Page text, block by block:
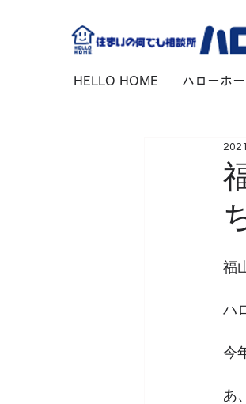
HELLO HOME ハローホ
福
ハ
今
あ